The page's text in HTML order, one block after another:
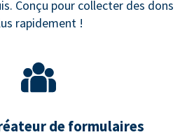
Conçu pour collecter des dons
rapidement !
de formulaires